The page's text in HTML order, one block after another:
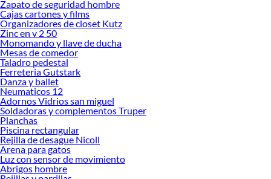
Zapato de seguridad hombre
Cajas cartones y films
Organizadores de closet Kutz
Zinc en v 2 50
Monomando y llave de ducha
Mesas de comedor
Taladro pedestal
Ferreteria Gutstark
Danza y ballet
Neumaticos 12
Adornos Vidrios san miguel
Soldadoras y complementos Truper
Planchas
Piscina rectangular
Rejilla de desague Nicoll
Arena para gatos
Luz con sensor de movimiento
Abrigos hombre